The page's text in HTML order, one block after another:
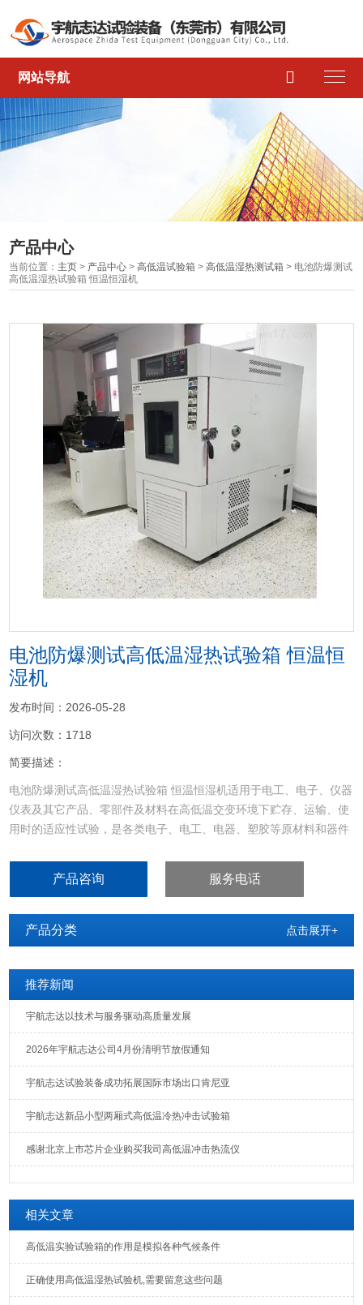
网站导航 
产品中心
当前位置： 主页 > 产品中心 >高低温试验箱 >高低温湿热测试箱 > 电池防爆测试
高低温湿热试验箱 恒温恒湿机
电池防爆测试高低温湿热试验箱 恒温恒
湿机
发布时间：2026-05-28
访问次数：1718
简要描述：
电池防爆测试高低温湿热试验箱 恒温恒湿机适用于电工、电子、仪器
仪表及其它产品、零部件及材料在高低温交变环境下贮存、运输、使
用时的适应性试验，是各类电子、电工、电器、塑胶等原材料和器件
高温、耐低温循环试验。
产品咨询 服务电话
产品分类 点击展开+
推荐新闻
宇航志达以技术与服务驱动高质量发展
2026年宇航志达公司4月份清明节放假通知
宇航志达试验装备成功拓展国际市场出口肯尼亚
宇航志达新品小型两厢式高低温冷热冲击试验箱
感谢北京上市芯片企业购买我司高低温冲击热流仪
相关文章
高低温实验试验箱的作用是模拟各种气候条件
正确使用高低温湿热试验机,需要留意这些问题